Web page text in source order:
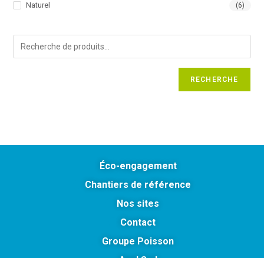
Naturel (6)
RECHERCHE
Éco-engagement
Chantiers de référence
Nos sites
Contact
Groupe Poisson